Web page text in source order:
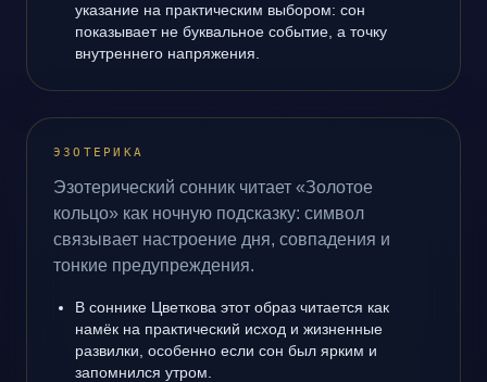
указание на практическим выбором: сон
показывает не буквальное событие, а точку
внутреннего напряжения.
ЭЗОТЕРИКА
Эзотерический сонник читает «Золотое
кольцо» как ночную подсказку: символ
связывает настроение дня, совпадения и
тонкие предупреждения.
В соннике Цветкова этот образ читается как
намёк на практический исход и жизненные
развилки, особенно если сон был ярким и
запомнился утром.